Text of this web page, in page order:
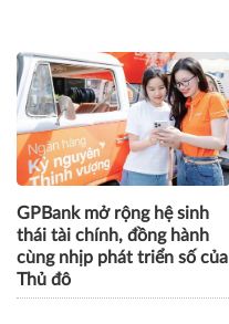
GPBank mở rộng hệ sinh
thái tài chính, đồng hành
cùng nhịp phát triển số của
Thủ đô